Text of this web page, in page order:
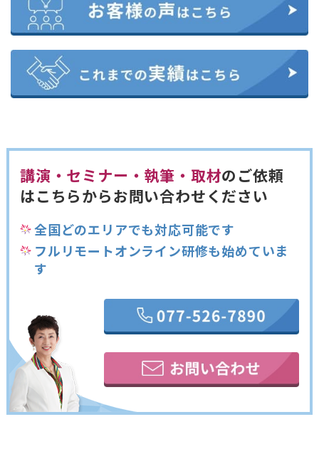
講演・セミナー・執筆・取材のご依頼
はこちらからお問い合わせください
全国どのエリアでも対応可能です
フルリモートオンライン研修も始めていま
す